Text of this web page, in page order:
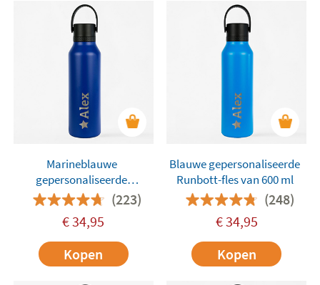
Marineblauwe
gepersonaliseerde
Runbott-fles van 600 ml
(223)
€34,95
Kopen
Blauwe gepersonaliseerde
Runbott-fles van 600 ml
(248)
€34,95
Kopen